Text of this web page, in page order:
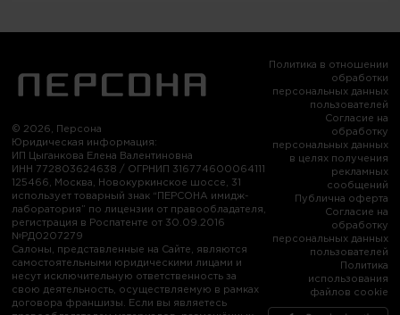
© 2026, Персона
Юридическая информация:
ИП Цыганкова Елена Валентиновна
ИНН 772803624638 / ОГРНИП 316774600064111
125466, Москва, Новокуркинское шоссе, 31
использует товарный знак “ПЕРСОНА имидж-
лаборатория” по лицензии от правообладателя,
регистрация в Роспатенте от 30.09.2016
№РД0207279
Салоны, представленные на Сайте, являются
самостоятельными юридическими лицами и
несут исключительную ответственность за
свою деятельность, осуществляемую в рамках
договора франшизы. Если вы являетесь
Политика в отношении
обработки
персональных данных
пользователей
Согласие на
обработку
персональных данных
в целях получения
рекламных
сообщений
Публична оферта
Согласие на
обработку
персональных данных
пользователей
Политика
использования
файлов cookie